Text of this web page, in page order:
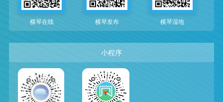
横琴在线 横琴发布 横琴湿地
小程序